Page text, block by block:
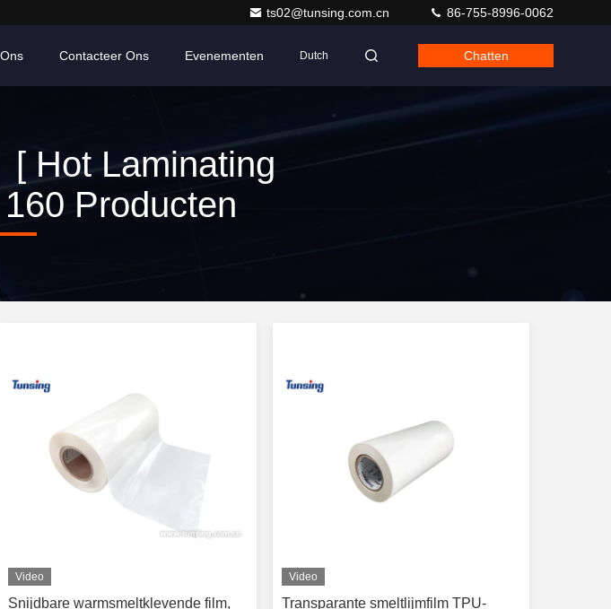
ts02@tunsing.com.cn 86-755-8996-0062
Contacteer Ons Evenementen Dutch Chatten
Hot Laminating
Producten
Video
Snijdbare warmsmeltklevende film,
Video
Transparante smeltlijmfilm TPU-